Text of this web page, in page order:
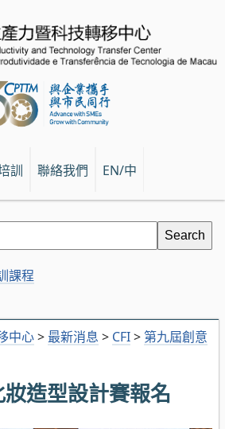
訓 聯絡我們 EN/中
中心> 最新消息 > CFI> 第九屆創意
造型設計賽報名
課程